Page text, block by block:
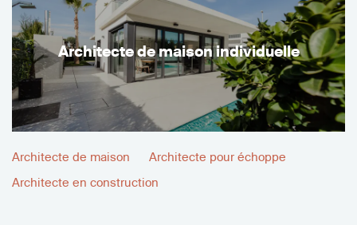
Architecte de maison individuelle
Architecte de maison
Architecte pour échoppe
Architecte en construction